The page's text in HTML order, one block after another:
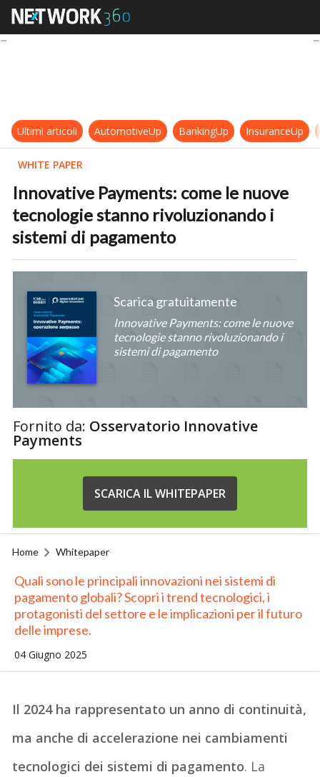
Innovative Payments: come le
Ultimi articoli AutomotiveUp BankingUp InsuranceUp
WHITE PAPER
Innovative Payments: come le nuove
tecnologie stanno rivoluzionando i
sistemi di pagamento
Scarica gratuitamente
Innovative Payments: come le nuove
tecnologie stanno rivoluzionando i
sistemi di pagamento
Fornito da: Osservatorio Innovative
Payments
SCARICA IL WHITEPAPER
Home Whitepaper
Quali sono le principali innovazioni nei sistemi di
pagamento globali? Scopri i trend tecnologici, i
protagonisti del settore e le implicazioni per il futuro
delle imprese.
04 Giugno 2025
Il 2024 ha rappresentato un anno di continuità,
ma anche di accelerazione nei cambiamenti
tecnologici dei sistemi di pagamento. La